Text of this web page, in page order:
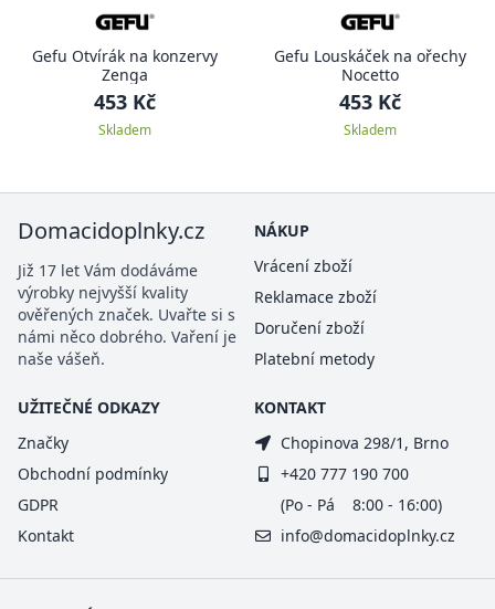
Gefu Otvírák na konzervy
Zenga
453 Kč
Skladem
Gefu Louskáček na ořechy
Nocetto
453 Kč
Skladem
Domacidoplnky.cz
Již 17 let Vám dodáváme
výrobky nejvyšší kvality
ověřených značek. Uvařte si s
námi něco dobrého. Vaření je
naše vášeň.
NÁKUP
Vrácení zboží
Reklamace zboží
Doručení zboží
Platební metody
UŽITEČNÉ ODKAZY
Značky
Obchodní podmínky
GDPR
Kontakt
KONTAKT
Chopinova 298/1, Brno
+420 777 190 700
(Po - Pá 8:00 - 16:00)
info@domacidoplnky.cz